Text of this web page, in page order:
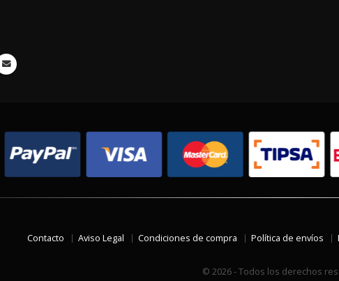
Contacto Aviso Legal Condiciones de compra Política de envíos
© 2026 - Todos los derechos